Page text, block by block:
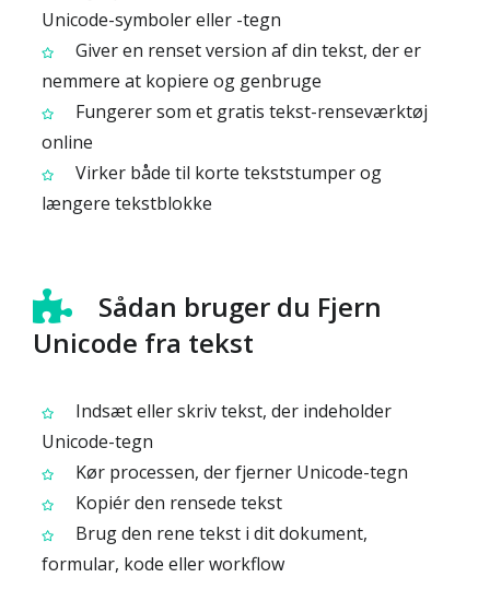
Unicode-symboler eller -tegn
Giver en renset version af din tekst, der er
nemmere at kopiere og genbruge
Fungerer som et gratis tekst-renseværktøj
online
Virker både til korte tekststumper og
længere tekstblokke
Sådan bruger du Fjern
Unicode fra tekst
Indsæt eller skriv tekst, der indeholder
Unicode-tegn
Kør processen, der fjerner Unicode-tegn
Kopiér den rensede tekst
Brug den rene tekst i dit dokument,
formular, kode eller workflow